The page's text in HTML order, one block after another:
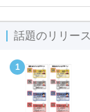
話題のリリース